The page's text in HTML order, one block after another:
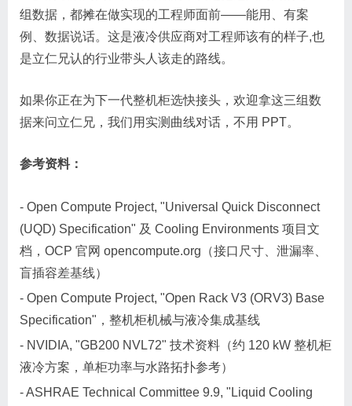
组数据，都摊在做实现的工程师面前——能用、有案
例、数据说话。这是液冷供应商对工程师该有的样子,也
是立仁兄认的行业带头人该走的路线。
如果你正在为下一代整机柜选快接头，欢迎拿这三组数
据来问立仁兄，我们用实测曲线对话，不用 PPT。
参考资料：
- Open Compute Project, "Universal Quick Disconnect
(UQD) Specification" 及 Cooling Environments 项目文
档，OCP 官网 opencompute.org（接口尺寸、泄漏率、
盲插容差基线）
- Open Compute Project, "Open Rack V3 (ORV3) Base
Specification"，整机柜机械与液冷集成基线
- NVIDIA, "GB200 NVL72" 技术资料（约 120 kW 整机柜
液冷方案，单柜功率与水路拓扑参考）
- ASHRAE Technical Committee 9.9, "Liquid Cooling